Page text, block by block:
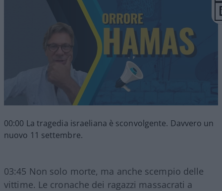
00:00 La tragedia israeliana è sconvolgente. Davvero un
nuovo 11 settembre.
03:45 Non solo morte, ma anche scempio delle
vittime. Le cronache dei ragazzi massacrati a